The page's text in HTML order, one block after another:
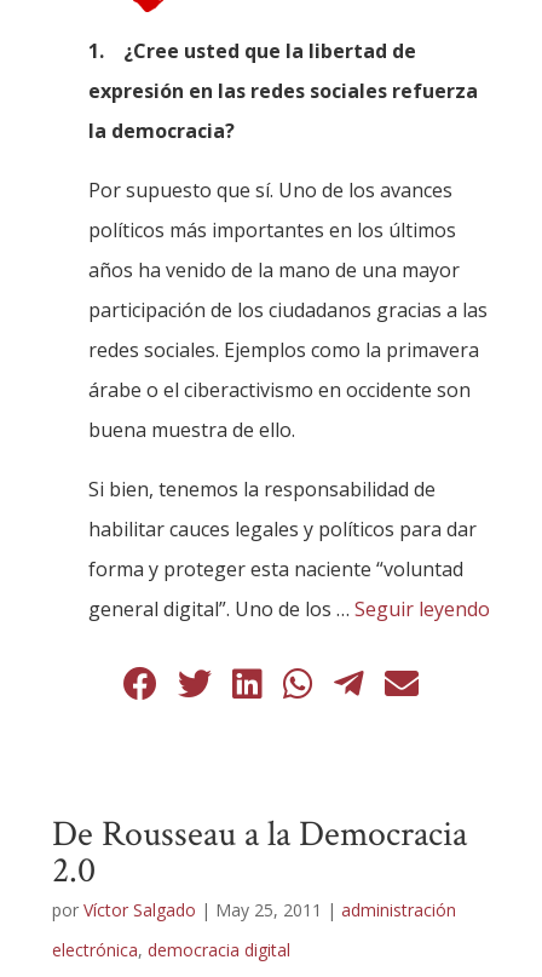
1. ¿Cree usted que la libertad de
expresión en las redes sociales refuerza
la democracia?
Por supuesto que sí. Uno de los avances
políticos más importantes en los últimos
años ha venido de la mano de una mayor
participación de los ciudadanos gracias a las
redes sociales. Ejemplos como la primavera
árabe o el ciberactivismo en occidente son
buena muestra de ello.
Si bien, tenemos la responsabilidad de
habilitar cauces legales y políticos para dar
forma y proteger esta naciente “voluntad
general digital”. Uno de los … Seguir leyendo
De Rousseau a la Democracia
2.0
por Víctor Salgado | May 25, 2011 | administración
electrónica, democracia digital